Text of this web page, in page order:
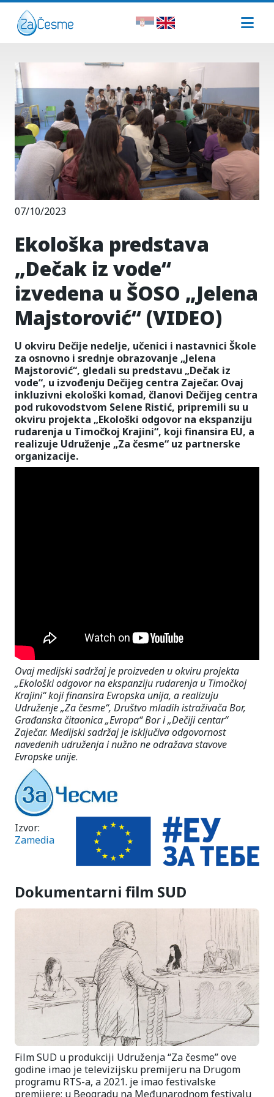
07/10/2023
Ekološka predstava
„Dečak iz vode“
izvedena u ŠOSO „Jelena
Majstorović“ (VIDEO)
U okviru Dečije nedelje, učenici i nastavnici Škole
za osnovno i srednje obrazovanje „Jelena
Majstorović“, gledali su predstavu „Dečak iz
vode“, u izvođenju Dečijeg centra Zaječar. Ovaj
inkluzivni ekološki komad, članovi Dečijeg centra
pod rukovodstvom Selene Ristić, pripremili su u
okviru projekta „Ekološki odgovor na ekspanziju
rudarenja u Timočkoj Krajini“, koji finansira EU, a
realizuje Udruženje „Za česme“ uz partnerske
organizacije.
Ovaj medijski sadržaj je proizveden u okviru projekta
„Ekološki odgovor na ekspanziju rudarenja u Timočkoj
Krajini“ koji finansira Evropska unija, a realizuju
Udruženje „Za česme“, Društvo mladih istraživača Bor,
Građanska čitaonica „Evropa“ Bor i „Dečiji centar“
Zaječar. Medijski sadržaj je isključiva odgovornost
navedenih udruženja i nužno ne odražava stavove
Evropske unije.
Izvor:
Zamedia
Dokumentarni film SUD
Film SUD u produkciji Udruženja “Za česme” ove
godine imao je televizijsku premijeru na Drugom
programu RTS-a, a 2021. je imao festivalske
premijere; u Beogradu na Međunarodnom festivalu